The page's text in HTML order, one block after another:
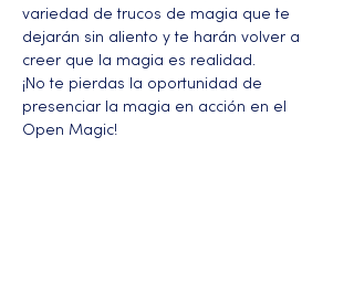
variedad de trucos de magia que te
dejarán sin aliento y te harán volver a
creer que la magia es realidad.
¡No te pierdas la oportunidad de
presenciar la magia en acción en el
Open Magic!